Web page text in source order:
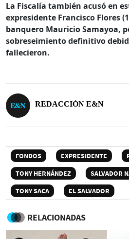
La Fiscalía también acusó en
expresidente Francisco Flores
banquero Mauricio Samayoa,
sobreseimiento definitivo
fallecieron.
REDACCIÓN E&N
FONDOS EXPRESIDENTE
TONY HERNÁNDEZ
SALVADOR
TONY SACA
EL SALVADOR
RELACIONADAS